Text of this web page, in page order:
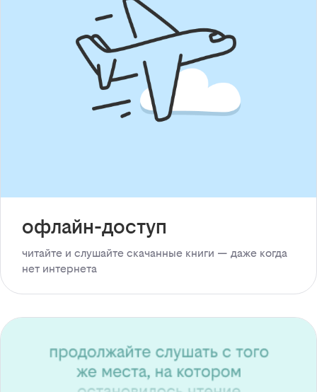
офлайн-доступ
читайте и слушайте скачанные книги — даже когда
нет интернета